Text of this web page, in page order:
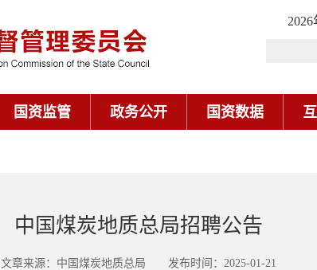
国资监管 政务公开 国资数据
中国煤炭地质总局招聘公告
文章来源：中国煤炭地质总局 发布时间：2025-01-21